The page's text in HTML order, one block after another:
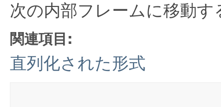
次の内部フレームに移動
関連項目:
直列化された形式